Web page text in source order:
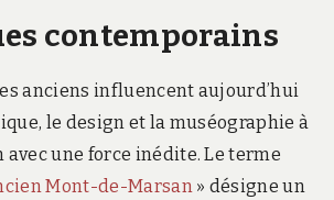
contemporains
anciens influencent aujourd’hui
le design et la muséographie à
une force inédite. Le terme
Mont-de-Marsan» désigne un